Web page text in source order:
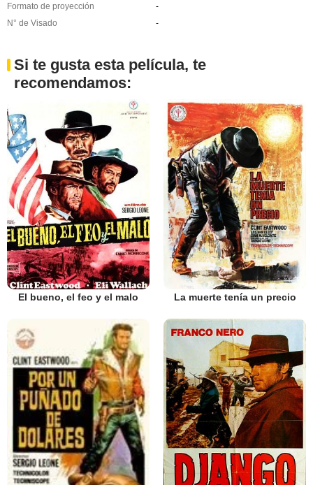
Formato de proyección
-
N° de Visado
-
Si te gusta esta película, te
recomendamos:
El bueno, el feo y el malo La muerte tenía un precio